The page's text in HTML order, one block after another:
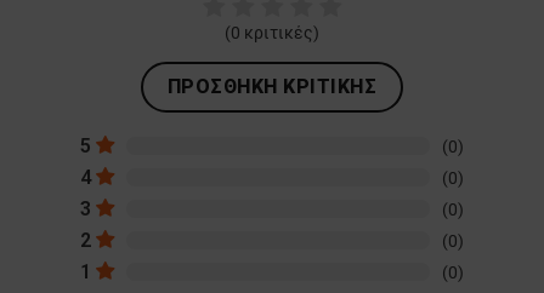
(0 κριτικές)
ΠΡΟΣΘΉΚΗ ΚΡΙΤΙΚΉΣ
5 (0)
4 (0)
3 (0)
2 (0)
1 (0)